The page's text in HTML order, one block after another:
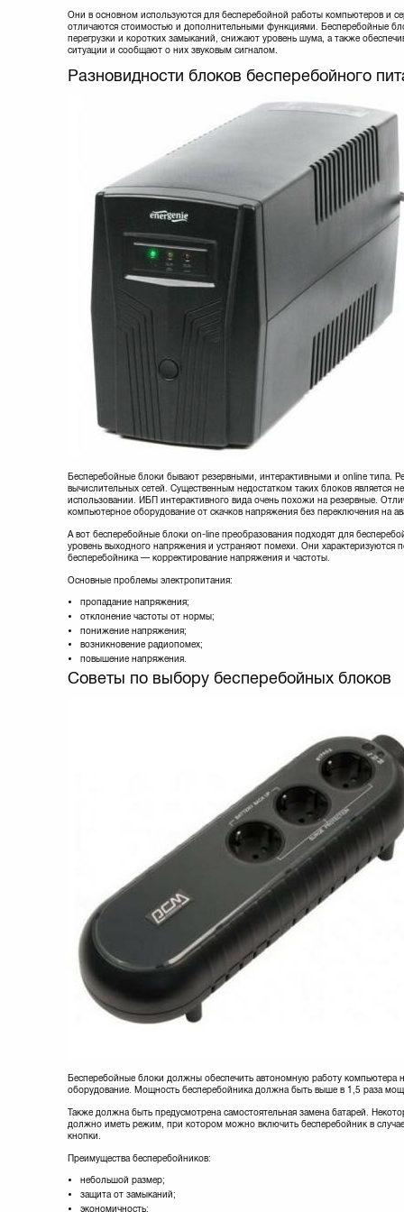
Они в основном используются для бесперебойной работы компьютеров и
отличаются стоимостью и дополнительными функциями. Бесперебойные
перегрузки и коротких замыканий, снижают уровень шума, а также
ситуации и сообщают о них звуковым сигналом.
Разновидности блоков бесперебойного
Бесперебойные блоки бывают резервными, интерактивными и online типа.
вычислительных сетей. Существенным недостатком таких блоков
использовании. ИБП интерактивного вида очень похожи на резервные.
компьютерное оборудование от скачков напряжения без переключения на
А вот бесперебойные блоки оn-line преобразования подходят для
уровень выходного напряжения и устраняют помехи. Они
бесперебойника — корректирование напряжения и частоты.
Основные проблемы электропитания:
пропадание напряжения;
отклонение частоты от нормы;
понижение напряжения;
возникновение радиопомех;
повышение напряжения.
Советы по выбору бесперебойных блоков
Бесперебойные блоки должны обеспечить автономную работу
оборудование. Мощность бесперебойника должна быть выше в 1,5 раза
Также должна быть предусмотрена самостоятельная замена батарей.
должно иметь режим, при котором можно включить бесперебойник в
кнопки.
Преимущества бесперебойников:
небольшой размер;
защита от замыканий;
экономичность;